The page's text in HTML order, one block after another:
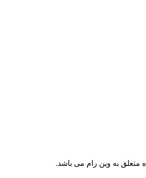
متعلق به وین رام می باشد.